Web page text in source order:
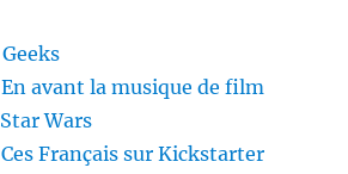
avant la musique de film
Wars
Français sur Kickstarter